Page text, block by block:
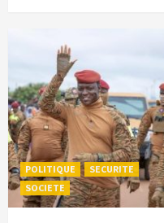
POLITIQUE
SECURITE
SOCIETE